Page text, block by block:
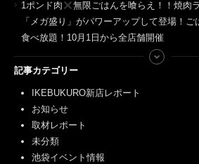
1ポンド肉
無限ごはんを喰らえ！！焼肉
「メガ盛り」がパワーアップして登場！
食べ放題！10月1日から全店舗開催
記事カテゴリー
IKEBUKURO新店レポート
お知らせ
取材レポート
未分類
池袋イベント情報